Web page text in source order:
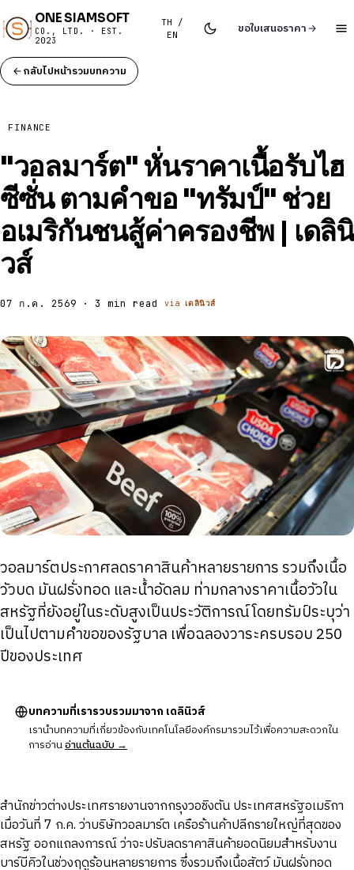
ONE SIAMSOFT
CO., LTD. · EST.
2023
TH /
EN
ขอใบเสนอราคา
กลับไปหน้ารวมบทความ
FINANCE
"วอลมาร์ต" หั่นราคาเนื้อรับไฮ
ซีซั่น ตามคำขอ "ทรัมป์" ช่วย
อเมริกันชนสู้ค่าครองชีพ | เดลินิ
วส์
07 ก.ค. 2569 · 3 min read viaเดลินิวส์
วอลมาร์ตประกาศลดราคาสินค้าหลายรายการ รวมถึงเนื้อ
วัวบด มันฝรั่งทอด และน้ำอัดลม ท่ามกลางราคาเนื้อวัวใน
สหรัฐที่ยังอยู่ในระดับสูงเป็นประวัติการณ์ โดยทรัมป์ระบุว่า
เป็นไปตามคำขอของรัฐบาล เพื่อฉลองวาระครบรอบ 250
ปีของประเทศ
บทความที่เรารวบรวมมาจาก เดลินิวส์
เรานำบทความที่เกี่ยวข้องกับเทคโนโลยีองค์กรมารวมไว้เพื่อความสะดวกใน
การอ่านอ่านต้นฉบับ →
สำนักข่าวต่างประเทศรายงานจากกรุงวอชิงตัน ประเทศสหรัฐอเมริกา
เมื่อวันที่ 7 ก.ค. ว่าบริษัทวอลมาร์ต เครือร้านค้าปลีกรายใหญ่ที่สุดของ
สหรัฐ ออกแถลงการณ์ ว่าจะปรับลดราคาสินค้ายอดนิยมสำหรับงาน
บาร์บีคิวในช่วงฤดูร้อนหลายรายการ ซึ่งรวมถึงเนื้อสัตว์ มันฝรั่งทอด